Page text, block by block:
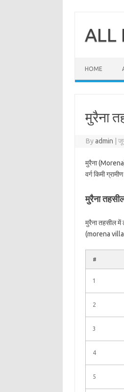
contentALL
HOME
मुरैना
Byadmin
मुरैना
वर्ग किमी
मुरैना
मुरैना तहसील में
(morena
#
1
2
3
4
5